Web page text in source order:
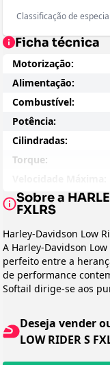
Classificação de
Ficha técnica
Motorização:
Alimentação:
Combustível:
Potência:
Cilindradas:
Torque:
Consumo - Cidade:
Consumo - Estrada:
Entre-eixos:
Peso:
Suspensão
Suspensão Traseira:
Preço Sugerido:
Sobre a
FXLRS
Harley-Davidson Low
A Harley-Davidson
perfeito entre a
de performance
Softail dirige-se aos
uma Harley
capacidades
motociclistas
o desempenho,
Deseja vender
LOW RIDER S